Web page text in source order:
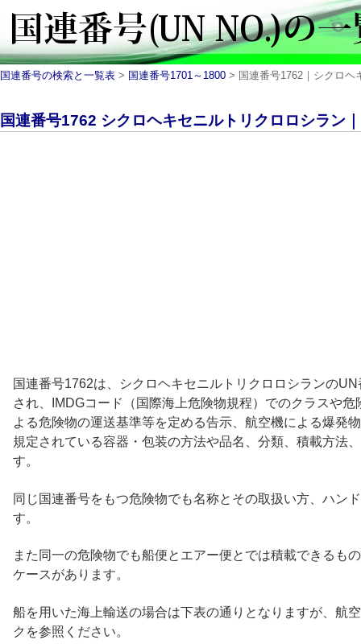
国連番号の検索と一覧表 > 国連番号1701～1800 > 国連番号1762｜シクロヘ
国連番号1762 シクロヘキセニルトリクロロシラン
国連番号1762は、シクロヘキセニルトリクロロシランの
され、IMDGコード（国際海上危険物規程）でのクラスや
よる危険物の運送基準等を定める告示、航空機による爆発
規定されている容器・包装の方法や品名、分類、積載方法
す。
同じ国連番号をもつ危険物でも名称とその取扱い方、ハン
す。
また同一の危険物でも船便とエアー便とでは積載できるも
ケースがあります。
船を用いた海上輸送の場合は下表の通りとなりますが、航
クを参照ください。